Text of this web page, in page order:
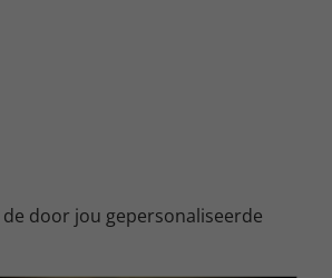
door jou gepersonaliseerde